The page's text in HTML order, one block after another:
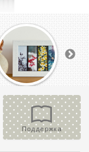
Поддержка